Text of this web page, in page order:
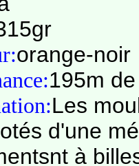
orange-noir
195m
Les
d'une
à